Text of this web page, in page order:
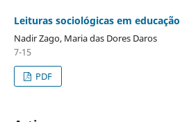
Leituras sociológicas em educação
Nadir Zago, Maria das Dores Daros
7-15
PDF